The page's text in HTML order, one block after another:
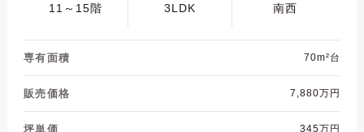
11～15階 3LDK 南西
専有面積 70m²台
販売価格 7,880万円
坪単価 345万円